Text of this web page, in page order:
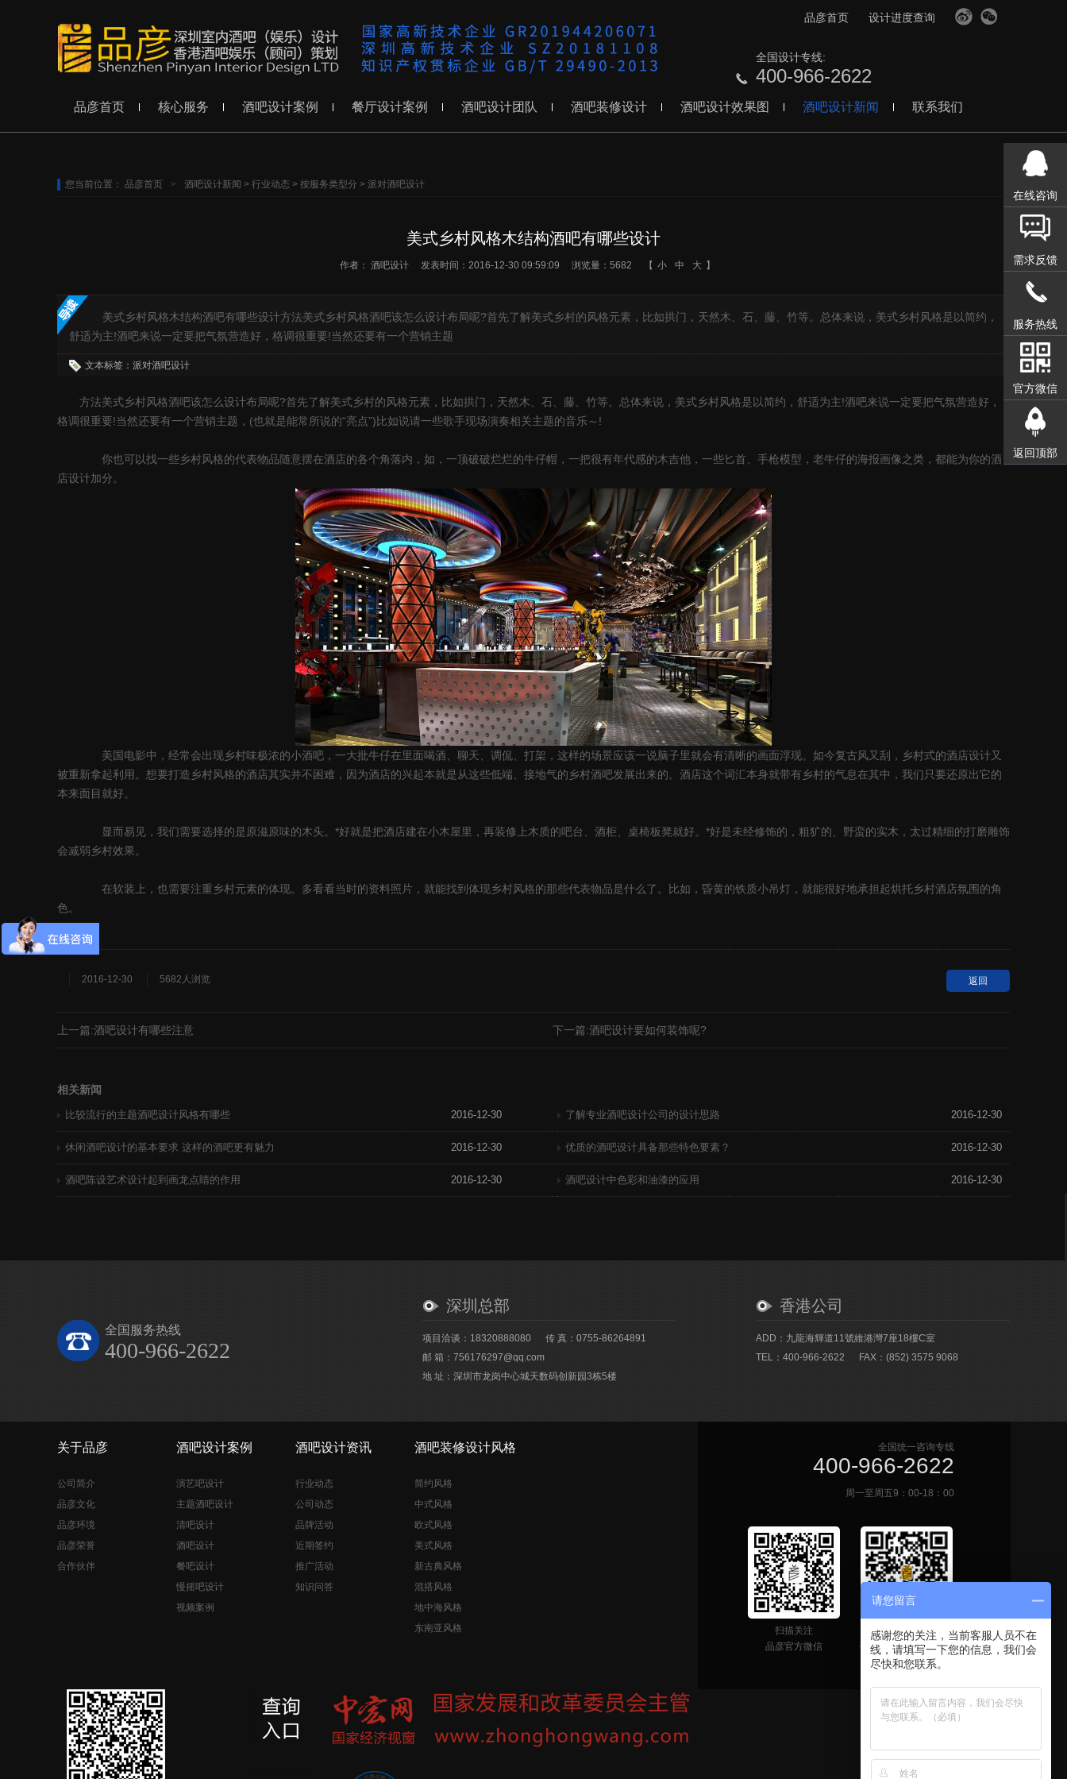
品彦首页 设计进度查询
全国设计专线:
400-966-2622
品彦首页 核心服务 酒吧设计案例 餐厅设计案例 酒吧设计团队 酒吧装修设计 酒吧设计效果图 酒吧设计新闻 联系我们
您当前位置： 品彦首页 > 酒吧设计新闻 > 行业动态 > 按服务类型分 > 派对酒吧设计
美式乡村风格木结构酒吧有哪些设计
作者： 酒吧设计 发表时间：2016-12-30 09:59:09 浏览量：5682 【 小 中 大 】
美式乡村风格木结构酒吧有哪些设计方法美式乡村风格酒吧该怎么设计布局呢?首先了解美式乡村的风格元素，比如拱门，天然木、石、藤、竹等。总体来说，美式乡村风格是以简约，
舒适为主!酒吧来说一定要把气氛营造好，格调很重要!当然还要有一个营销主题
文本标签：派对酒吧设计
方法美式乡村风格酒吧该怎么设计布局呢?首先了解美式乡村的风格元素，比如拱门，天然木、石、藤、竹等。总体来说，美式乡村风格是以简约，舒适为主!酒吧来说一定要把气氛营造好，
格调很重要!当然还要有一个营销主题，(也就是能常所说的“亮点”)比如说请一些歌手现场演奏相关主题的音乐～!
你也可以找一些乡村风格的代表物品随意摆在酒店的各个角落内，如，一顶破破烂烂的牛仔帽，一把很有年代感的木吉他，一些匕首、手枪模型，老牛仔的海报画像之类，都能为你的酒
店设计加分。
美国电影中，经常会出现乡村味极浓的小酒吧，一大批牛仔在里面喝酒、聊天、调侃、打架，这样的场景应该一说脑子里就会有清晰的画面浮现。如今复古风又刮，乡村式的酒店设计又
被重新拿起利用。想要打造乡村风格的酒店其实并不困难，因为酒店的兴起本就是从这些低端、接地气的乡村酒吧发展出来的。酒店这个词汇本身就带有乡村的气息在其中，我们只要还原出它的
本来面目就好。
显而易见，我们需要选择的是原滋原味的木头。*好就是把酒店建在小木屋里，再装修上木质的吧台、酒柜、桌椅板凳就好。*好是未经修饰的，粗犷的、野蛮的实木，太过精细的打磨雕饰
会减弱乡村效果。
在软装上，也需要注重乡村元素的体现。多看看当时的资料照片，就能找到体现乡村风格的那些代表物品是什么了。比如，昏黄的铁质小吊灯，就能很好地承担起烘托乡村酒店氛围的角
色。
返回
2016-12-30 5682人浏览
上一篇:酒吧设计有哪些注意 下一篇:酒吧设计要如何装饰呢?
相关新闻
比较流行的主题酒吧设计风格有哪些 2016-12-30 了解专业酒吧设计公司的设计思路 2016-12-30
休闲酒吧设计的基本要求 这样的酒吧更有魅力 2016-12-30 优质的酒吧设计具备那些特色要素？ 2016-12-30
酒吧陈设艺术设计起到画龙点睛的作用 2016-12-30 酒吧设计中色彩和油漆的应用 2016-12-30
全国服务热线
400-966-2622
深圳总部
项目洽谈：18320888080
传 真：0755-86264891
邮 箱：756176297@qq.com
地 址：深圳市龙岗中心城天数码创新园3栋5楼
香港公司
ADD：九龍海輝道11號維港灣7座18樓C室
TEL：400-966-2622
FAX：(852) 3575 9068
关于品彦
公司简介
品彦文化
品彦环境
品彦荣誉
合作伙伴
酒吧设计案例
演艺吧设计
主题酒吧设计
清吧设计
酒吧设计
餐吧设计
慢摇吧设计
视频案例
酒吧设计资讯
行业动态
公司动态
品牌活动
近期签约
推广活动
知识问答
酒吧装修设计风格
简约风格
中式风格
欧式风格
美式风格
新古典风格
混搭风格
地中海风格
东南亚风格
全国统一咨询专线
400-966-2622
周一至周五9：00-18：00
扫描关注
品彦官方微信
网站二维码
手机快速获取联系信息
在线咨询
需求反馈
服务热线
官方微信
返回顶部
请您留言
感谢您的关注，当前客服人员不在
线，请填写一下您的信息，我们会
尽快和您联系。